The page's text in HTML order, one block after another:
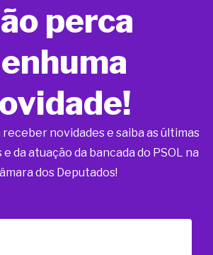
perca
novidades e saiba as últimas
da atuação da bancada do PSOL na
dos Deputados!